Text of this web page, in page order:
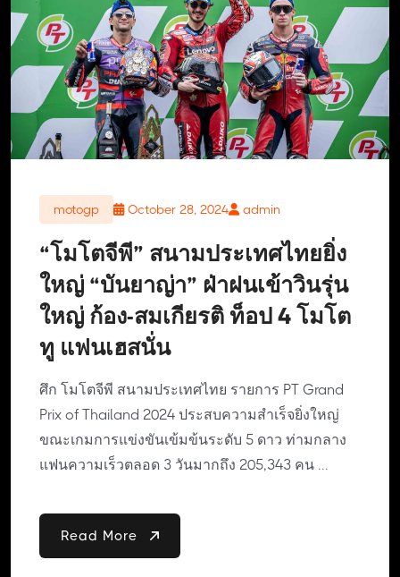
motogp October 28, 2024 admin
“โมโตจีพี” สนามประเทศไทยยิ่ง
ใหญ่ “บันยาญ่า” ฝ่าฝนเข้าวินรุ่น
ใหญ่ ก้อง-สมเกียรติ ท็อป 4 โมโต
ทู แฟนเฮสนั่น
ศึก โมโตจีพี สนามประเทศไทย รายการ PT Grand
Prix of Thailand 2024 ประสบความสำเร็จยิ่งใหญ่
ขณะเกมการแข่งขันเข้มข้นระดับ 5 ดาว ท่ามกลาง
แฟนความเร็วตลอด 3 วันมากถึง 205,343 คน ...
Read More